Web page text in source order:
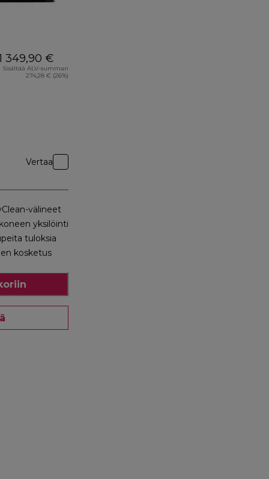
349,90 €
Sisältää ALV-summan
274,28 € (26%)
Vertaa
välineet
yksilöinti
tuloksia
kosketus